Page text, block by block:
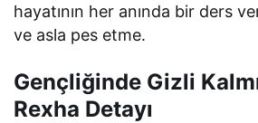
hayatının her anında bir ders
ve asla pes etme.
Gençliğinde Gizli
Rexha Detayı